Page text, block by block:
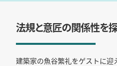
法規と意匠の関係性を
建築家の魚谷繁礼をゲストに迎